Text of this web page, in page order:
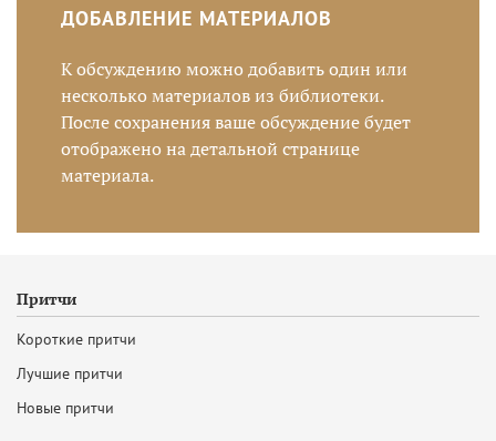
ДОБАВЛЕНИЕ МАТЕРИАЛОВ
К обсуждению можно добавить один или
несколько материалов из библиотеки.
После сохранения ваше обсуждение будет
отображено на детальной странице
материала.
Притчи
Короткие притчи
Лучшие притчи
Новые притчи